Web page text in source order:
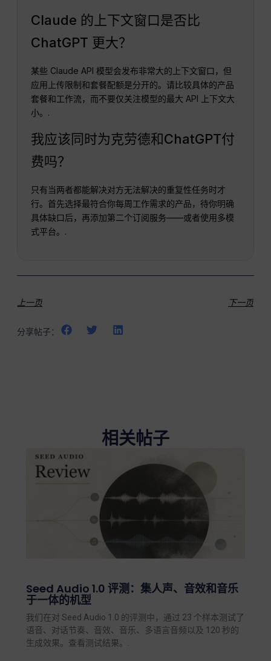
Claude 的上下文窗口是否比
ChatGPT 更大？
某些 Claude API 模型会发布非常大的上下文窗口，但
应用上传限制和套餐配额是分开的。请比较具体的产品
套餐和工作流，而不要仅关注模型的最大 API 上下文大
小。.
我应该同时为克劳德和ChatGPT付
费吗？
只有当两者都能解决对方无法解决的重复性任务时才
行。首先选择最符合你每周工作需求的产品，待你明确
具体缺口后，再添加第二个订阅服务——或者使用多模
式平台。.
上一页 下一页
分享帖子：
相关帖子
Seed Audio 1.0 评测：集人声、音效和音乐
于一体的机型
我们在对 Seed Audio 1.0 的评测中，通过 23 个样本测试了
语音、对话节奏、音效、音乐、多语言音频以及 120 秒的
生成效果。查看测试结果。.